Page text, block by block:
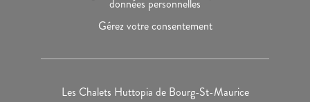
données personnelles
Gérez votre consentement
Les Chalets Huttopia de Bourg-St-Maurice